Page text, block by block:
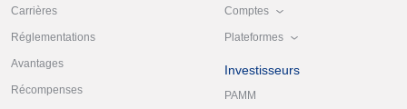
Carrières
Réglementations
Avantages
Récompenses
Comptes
Plateformes
Investisseurs
PAMM